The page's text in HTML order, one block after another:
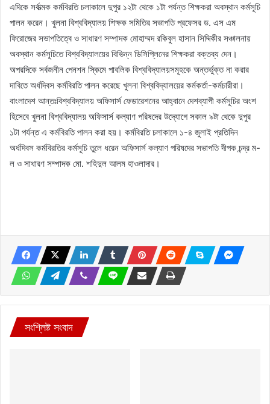
এদিকে সর্বাত্মক কর্মবিরতি চলাকালে দুপুর ১২টা থেকে ১টা পর্যন্ত শিক্ষকরা অবস্থান কর্মসূচি
পালন করেন। খুলনা বিশ্ববিদ্যালয় শিক্ষক সমিতির সভাপতি প্রফেসর ড. এস এম
ফিরোজের সভাপতিত্বে ও সাধারণ সম্পাদক মোহাম্মদ রকিবুল হাসান সিদ্দিকীর সঞ্চালনায়
অবস্থান কর্মসূচিতে বিশ্ববিদ্যালয়ের বিভিন্ন ডিসিপ্লিনের শিক্ষকরা বক্তব্য দেন।
অপরদিকে সর্বজনীন পেনশন স্কিমে পাবলিক বিশ্ববিদ্যালয়সমূহকে অন্তর্ভুক্ত না করার
দাবিতে অর্ধদিবস কর্মবিরতি পালন করেছে খুলনা বিশ্ববিদ্যালয়ের কর্মকর্তা-কর্মচারীরা।
বাংলাদেশ আন্তঃবিশ্ববিদ্যালয় অফিসার্স ফেডারেশনের আহ্বানে দেশব্যাপী কর্মসূচির অংশ
হিসেবে খুলনা বিশ্ববিদ্যালয় অফিসার্স কল্যাণ পরিষদের উদ্যোগে সকাল ৯টা থেকে দুপুর
১টা পর্যন্ত এ কর্মবিরতি পালন করা হয়। কর্মবিরতি চলাকালে ১-৪ জুলাই প্রতিদিন
অর্ধদিবস কর্মবিরতির কর্মসূচি তুলে ধরেন অফিসার্স কল্যাণ পরিষদের সভাপতি দীপক চন্দ্র ম-
ল ও সাধারণ সম্পাদক মো. শহিদুল আলম হাওলাদার।
সংশ্লিষ্ট সংবাদ